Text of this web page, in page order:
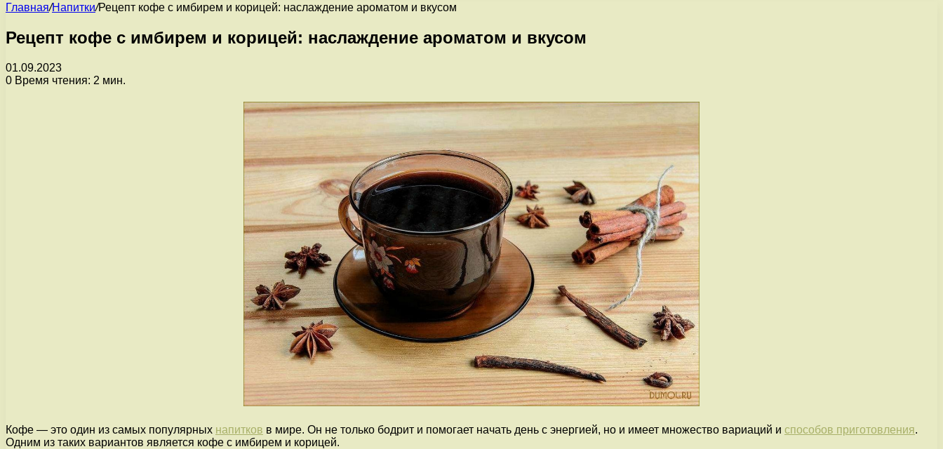
Главная/Напитки/Рецепт кофе с имбирем и корицей: наслаждение ароматом и вкусом
Рецепт кофе с имбирем и корицей: наслаждение ароматом и вкусом
01.09.2023
0 Время чтения: 2 мин.
Кофе — это один из самых популярных напитков в мире. Он не только бодрит и помогает начать день с энергией, но и имеет множество вариаций и способов приготовления.
Одним из таких вариантов является кофе с имбирем и корицей.